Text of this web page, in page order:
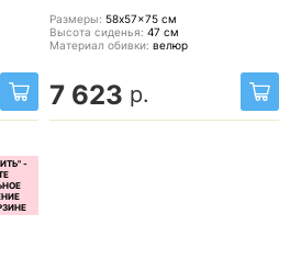
Размеры: 58x57x75 см
Высота сиденья: 47 см
Материал обивки: велюр
7 623 р.